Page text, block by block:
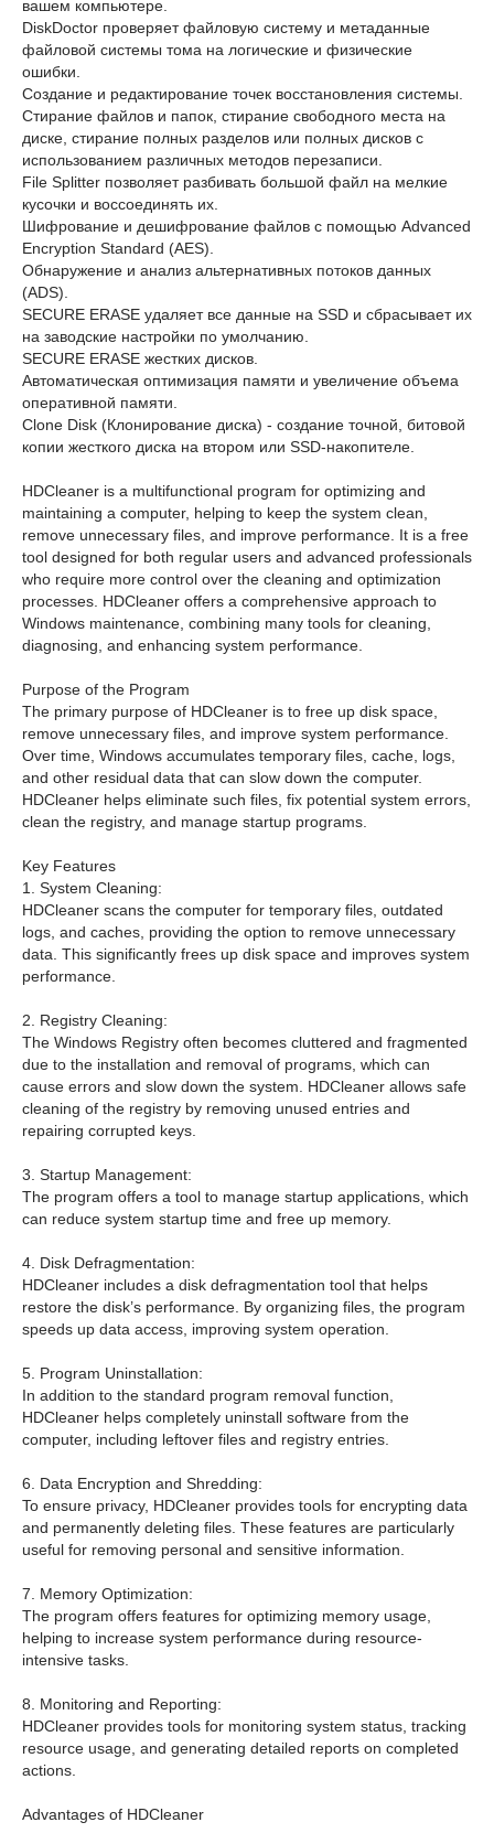
вашем компьютере.
DiskDoctor проверяет файловую систему и метаданные
файловой системы тома на логические и физические
ошибки.
Создание и редактирование точек восстановления системы.
Стирание файлов и папок, стирание свободного места на
диске, стирание полных разделов или полных дисков с
использованием различных методов перезаписи.
File Splitter позволяет разбивать большой файл на мелкие
кусочки и воссоединять их.
Шифрование и дешифрование файлов с помощью Advanced
Encryption Standard (AES).
Обнаружение и анализ альтернативных потоков данных
(ADS).
SECURE ERASE удаляет все данные на SSD и сбрасывает их
на заводские настройки по умолчанию.
SECURE ERASE жестких дисков.
Автоматическая оптимизация памяти и увеличение объема
оперативной памяти.
Clone Disk (Клонирование диска) - создание точной, битовой
копии жесткого диска на втором или SSD-накопителе.
HDCleaner is a multifunctional program for optimizing and
maintaining a computer, helping to keep the system clean,
remove unnecessary files, and improve performance. It is a free
tool designed for both regular users and advanced professionals
who require more control over the cleaning and optimization
processes. HDCleaner offers a comprehensive approach to
Windows maintenance, combining many tools for cleaning,
diagnosing, and enhancing system performance.
Purpose of the Program
The primary purpose of HDCleaner is to free up disk space,
remove unnecessary files, and improve system performance.
Over time, Windows accumulates temporary files, cache, logs,
and other residual data that can slow down the computer.
HDCleaner helps eliminate such files, fix potential system errors,
clean the registry, and manage startup programs.
Key Features
1. System Cleaning:
HDCleaner scans the computer for temporary files, outdated
logs, and caches, providing the option to remove unnecessary
data. This significantly frees up disk space and improves system
performance.
2. Registry Cleaning:
The Windows Registry often becomes cluttered and fragmented
due to the installation and removal of programs, which can
cause errors and slow down the system. HDCleaner allows safe
cleaning of the registry by removing unused entries and
repairing corrupted keys.
3. Startup Management:
The program offers a tool to manage startup applications, which
can reduce system startup time and free up memory.
4. Disk Defragmentation:
HDCleaner includes a disk defragmentation tool that helps
restore the disk’s performance. By organizing files, the program
speeds up data access, improving system operation.
5. Program Uninstallation:
In addition to the standard program removal function,
HDCleaner helps completely uninstall software from the
computer, including leftover files and registry entries.
6. Data Encryption and Shredding:
To ensure privacy, HDCleaner provides tools for encrypting data
and permanently deleting files. These features are particularly
useful for removing personal and sensitive information.
7. Memory Optimization:
The program offers features for optimizing memory usage,
helping to increase system performance during resource-
intensive tasks.
8. Monitoring and Reporting:
HDCleaner provides tools for monitoring system status, tracking
resource usage, and generating detailed reports on completed
actions.
Advantages of HDCleaner